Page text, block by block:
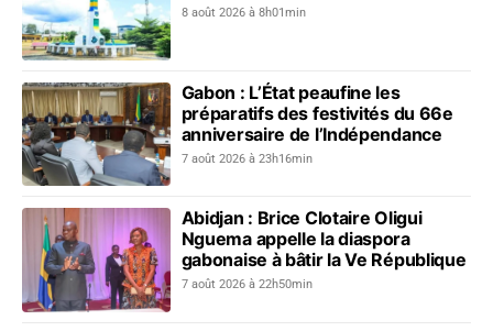
8 août 2026 à 8h01min
Gabon : L’État peaufine les
préparatifs des festivités du 66e
anniversaire de l’Indépendance
7 août 2026 à 23h16min
Abidjan : Brice Clotaire Oligui
Nguema appelle la diaspora
gabonaise à bâtir la Ve République
7 août 2026 à 22h50min